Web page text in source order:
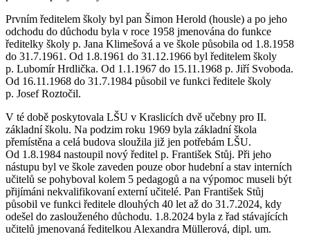
Prvním ředitelem školy byl pan Šimon Herold (housle) a po jeho
odchodu do důchodu byla v roce 1958 jmenována do funkce
ředitelky školy p. Jana Klimešová a ve škole působila od 1.8.1958
do 31.7.1961. Od 1.8.1961 do 31.12.1966 byl ředitelem školy
p. Lubomír Hrdlička. Od 1.1.1967 do 15.11.1968 p. Jiří Svoboda.
Od 16.11.1968 do 31.7.1984 působil ve funkci ředitele školy
p. Josef Roztočil.
V té době poskytovala LŠU v Kraslicích dvě učebny pro II.
základní školu. Na podzim roku 1969 byla základní škola
přemístěna a celá budova sloužila již jen potřebám LŠU.
Od 1.8.1984 nastoupil nový ředitel p. František Stůj. Při jeho
nástupu byl ve škole zaveden pouze obor hudební a stav interních
učitelů se pohyboval kolem 5 pedagogů a na výpomoc museli být
přijímáni nekvalifikovaní externí učitelé. Pan František Stůj
působil ve funkci ředitele dlouhých 40 let až do 31.7.2024, kdy
odešel do zaslouženého důchodu. 1.8.2024 byla z řad stávajících
učitelů jmenovaná ředitelkou Alexandra Müllerová, dipl. um.